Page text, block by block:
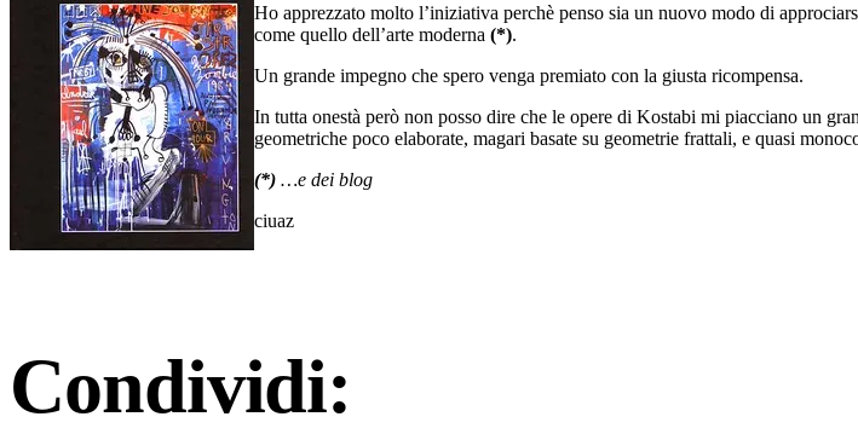
Ho apprezzato molto l’iniziativa perchè penso sia un nuovo modo di
come quello dell’arte moderna (*).
Un grande impegno che spero venga premiato con la giusta ricompensa.
In tutta onestà però non posso dire che le opere di Kostabi mi piacciano un
geometriche poco elaborate, magari basate su geometrie frattali, e quasi
(*) …e dei blog
ciuaz
Condividi: